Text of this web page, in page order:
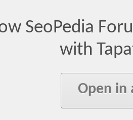
SeoPedia
with
Open in